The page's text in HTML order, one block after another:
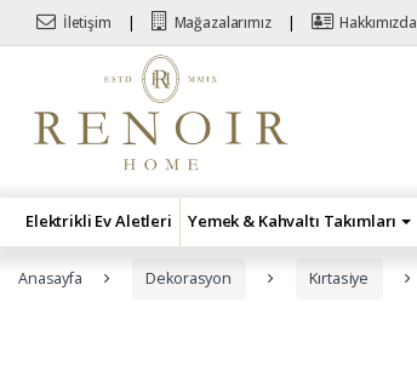
Skip to navigation
Skip to content
İletişim Mağazalarımız Hakkımızda
Elektrikli Ev Aletleri Yemek & Kahvaltı Takımları
Anasayfa Dekorasyon Kırtasiye